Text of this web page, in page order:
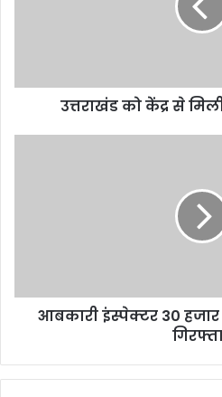
उत्तराखंड को केंद्र से
आबकारी इंस्पेक्टर 30 हजार